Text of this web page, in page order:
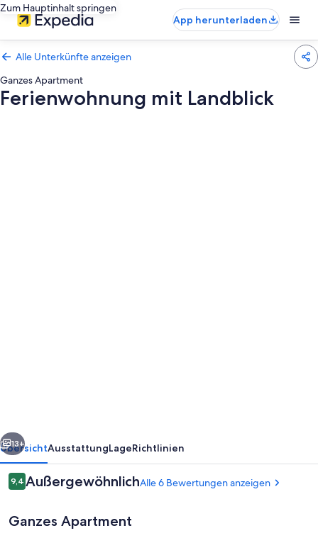
Zum Hauptinhalt springen
App herunterladen
Alle Unterkünfte anzeigen
Ganzes Apartment
Ferienwohnung mit Landblick
Weiter
13+
ÜbersichtAusstattungLageRichtlinien
Bewertungen
9,49,4 von 10.
AußergewöhnlichAlle 6 Bewertungen anzeigen
Ganzes Apartment